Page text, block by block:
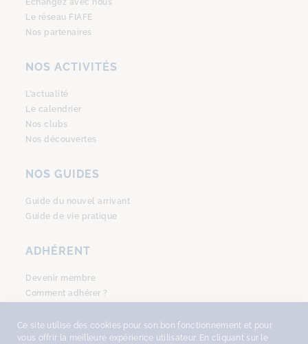
Échangez avec nous
Le réseau FIAFE
Nos partenaires
NOS ACTIVITÉS
L’actualité
Le calendrier
Nos clubs
Nos découvertes
NOS GUIDES
Guide du nouvel arrivant
Guide de vie pratique
ADHÉRENT
Devenir membre
Comment adhérer ?
Ce site utilise des cookies pour son bon fonctionnement et pour
vous offrir la meilleure expérience utilisateur. En cliquant sur le